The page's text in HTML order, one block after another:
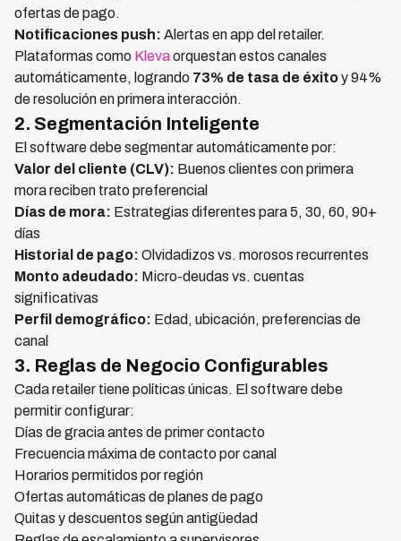
ofertas de pago.
Notificaciones push: Alertas en app del retailer.
Plataformas como Klevaorquestan estos canales
automáticamente, logrando 73% de tasa de éxitoy 94%
de resolución en primera interacción.
2. Segmentación Inteligente
El software debe segmentar automáticamente por:
Valor del cliente (CLV): Buenos clientes con primera
mora reciben trato preferencial
Días de mora: Estrategias diferentes para 5, 30, 60, 90+
días
Historial de pago: Olvidadizos vs. morosos recurrentes
Monto adeudado: Micro-deudas vs. cuentas
significativas
Perfil demográfico: Edad, ubicación, preferencias de
canal
3. Reglas de Negocio Configurables
Cada retailer tiene políticas únicas. El software debe
permitir configurar:
Días de gracia antes de primer contacto
Frecuencia máxima de contacto por canal
Horarios permitidos por región
Ofertas automáticas de planes de pago
Quitas y descuentos según antigüedad